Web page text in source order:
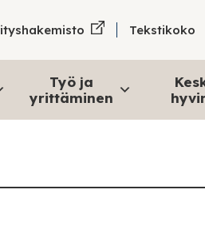
Tekstikoko
Työ ja
yrittäminen